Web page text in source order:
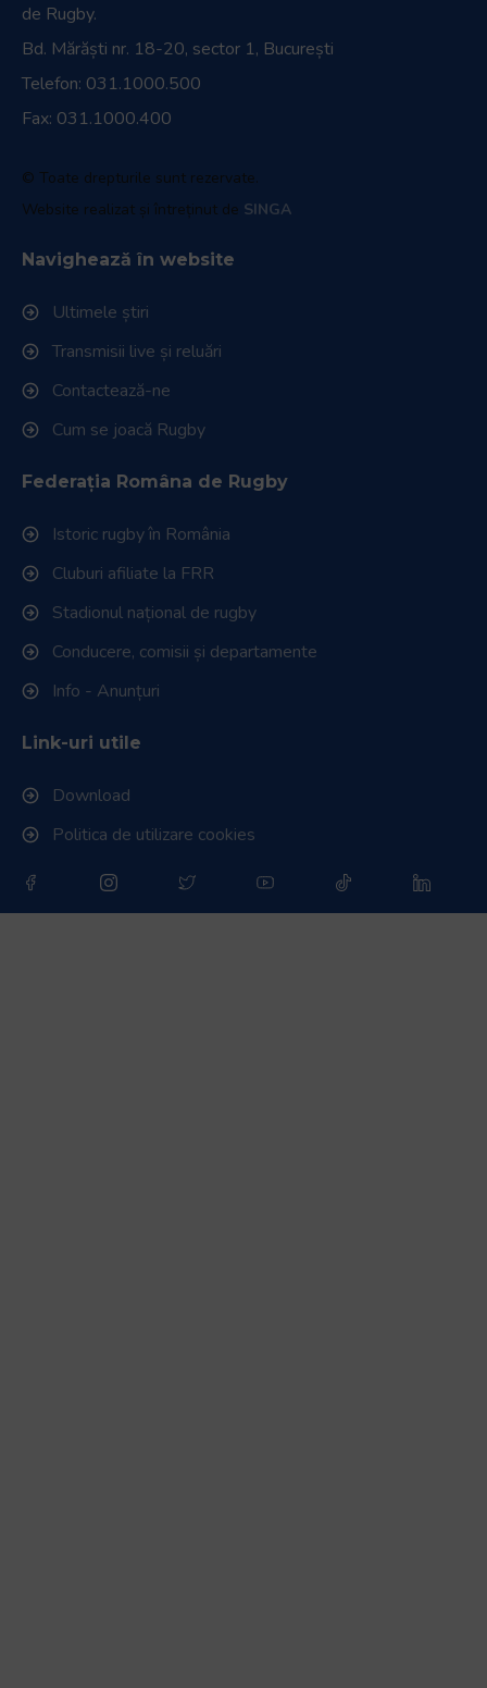
de Rugby.
Bd. Mărăști nr. 18-20, sector 1, București
Telefon: 031.1000.500
Fax: 031.1000.400
© Toate drepturile sunt rezervate.
Website realizat și întreținut de SINGA
Navighează în website
Ultimele știri
Transmisii live și reluări
Contactează-ne
Cum se joacă Rugby
Federația Româna de Rugby
Istoric rugby în România
Cluburi afiliate la FRR
Stadionul național de rugby
Conducere, comisii și departamente
Info - Anunțuri
Link-uri utile
Download
Politica de utilizare cookies